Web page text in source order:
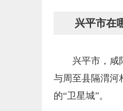
兴平市在
兴平市，咸
与周至县隔渭河
的“卫星城”。